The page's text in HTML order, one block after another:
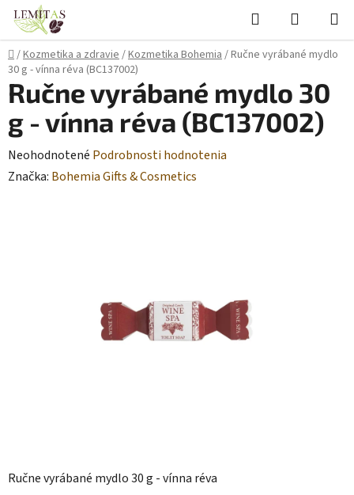
Prejsť
obsah
Hľadať
KOŠÍK
Domov
/Kozmetika a zdravie/Kozmetika Bohemia/Ručne vyrábané mydlo
30 g - vínna réva (BC137002)
Ručne vyrábané mydlo 30 g - vínna réva
Ručne vyrábané mydlo 30
g - vínna réva (BC137002)
Priemerné
hodnotenie
Neohodnotené Podrobnosti hodnotenia
Značka: Bohemia Gifts & Cosmetics